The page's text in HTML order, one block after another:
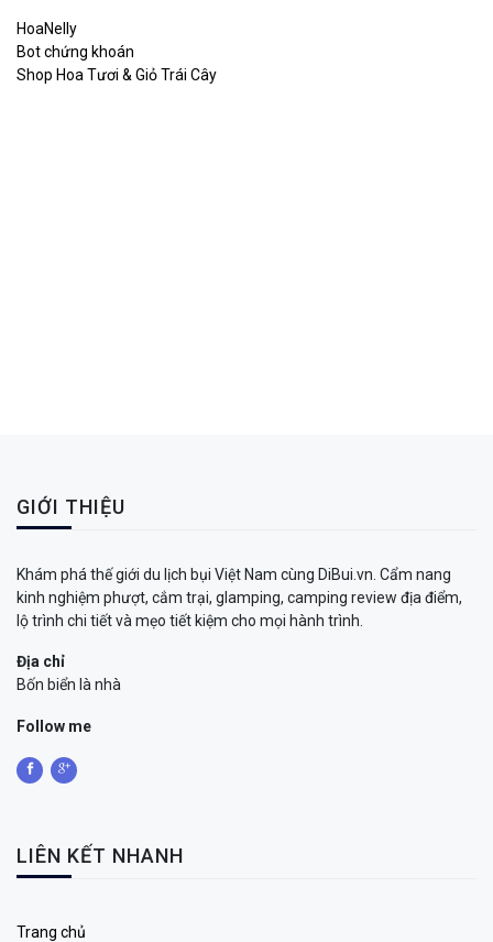
HoaNelly
Bot chứng khoán
Shop Hoa Tươi & Giỏ Trái Cây
GIỚI THIỆU
Khám phá thế giới du lịch bụi Việt Nam cùng DiBui.vn. Cẩm nang
kinh nghiệm phượt, cắm trại, glamping, camping review địa điểm,
lộ trình chi tiết và mẹo tiết kiệm cho mọi hành trình.
Địa chỉ
Bốn biển là nhà
Follow me
LIÊN KẾT NHANH
Trang chủ